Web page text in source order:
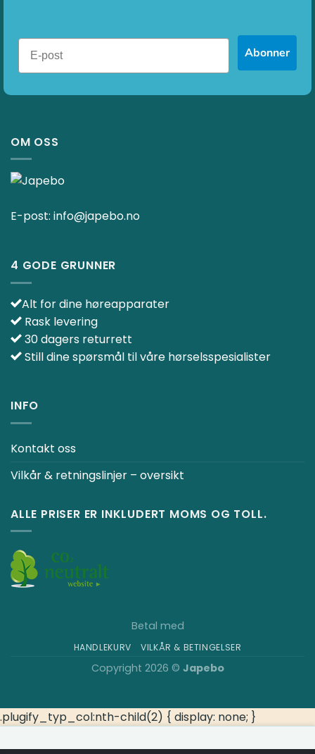
Abonner
OM OSS
E-post: info@japebo.no
4 GODE GRUNNER
Alt for dine høreapparater
Rask levering
30 dagers returrett
Still dine spørsmål til våre hørselsspesialister
INFO
Kontakt oss
Vilkår & retningslinjer – oversikt
ALLE PRISER ER INKLUDERT MOMS OG TOLL.
Betal med
HANDLEKURV VILKÅR & BETINGELSER
Copyright 2026 © Japebo
.plugify_typ_col:nth-child(2) { display: none; }